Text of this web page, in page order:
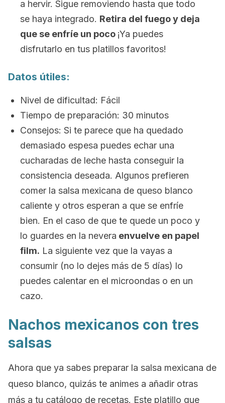
a hervir. Sigue removiendo hasta que todo
se haya integrado. Retira del fuego y deja
que se enfríe un poco ¡Ya puedes
disfrutarlo en tus platillos favoritos!
Datos útiles:
Nivel de dificultad: Fácil
Tiempo de preparación: 30 minutos
Consejos: Si te parece que ha quedado
demasiado espesa puedes echar una
cucharadas de leche hasta conseguir la
consistencia deseada. Algunos prefieren
comer la salsa mexicana de queso blanco
caliente y otros esperan a que se enfríe
bien. En el caso de que te quede un poco y
lo guardes en la nevera envuelve en papel
film. La siguiente vez que la vayas a
consumir (no lo dejes más de 5 días) lo
puedes calentar en el microondas o en un
cazo.
Nachos mexicanos con tres
salsas
Ahora que ya sabes preparar la salsa mexicana de
queso blanco, quizás te animes a añadir otras
más a tu catálogo de recetas. Este platillo que